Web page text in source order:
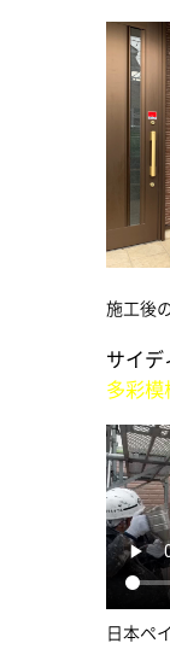
施工後
サイデ
多彩模
日本ペ